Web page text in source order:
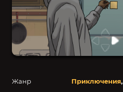
Жанр Приключения,